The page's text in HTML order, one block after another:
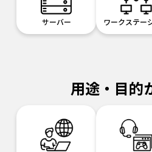
サーバー ワークステー
用途・目的